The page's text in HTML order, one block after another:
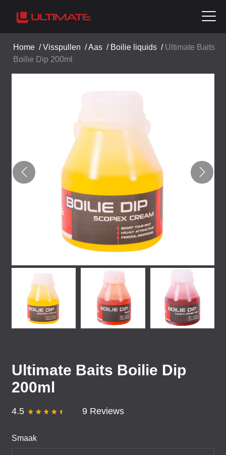
Home /Visspullen /Aas / Boilie liquids / Ultimate Baits
Boilie Dip 200ml
Ultimate Baits Boilie Dip
200ml
4.5 9 Reviews
Smaak